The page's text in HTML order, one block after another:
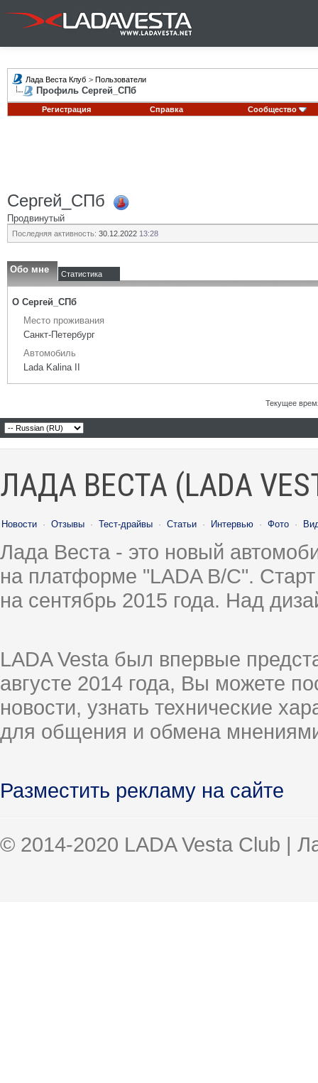
Лада Веста Клуб > Пользователи
Профиль Сергей_СПб
Регистрация Справка Сообщество
Сергей_СПб
Продвинутый
Последняя активность: 30.12.2022 13:28
Обо мне Статистика
О Сергей_СПб
Место проживания
Санкт-Петербург
Автомобиль
Lada Kalina II
Текущее
ЛАДА ВЕСТА (LADA
Новости · Отзывы · Тест-драйвы · Статьи · Интервью · Фото ·
Лада Веста - это новый
на платформе "LADA B/C".
на сентябрь 2015 года. Над
LADA Vesta был впервые
августе 2014 года, Вы можете
новости, узнать технические
для общения и обмена
Разместить рекламу на сайте
© 2014-2020 LADA Vesta Club |